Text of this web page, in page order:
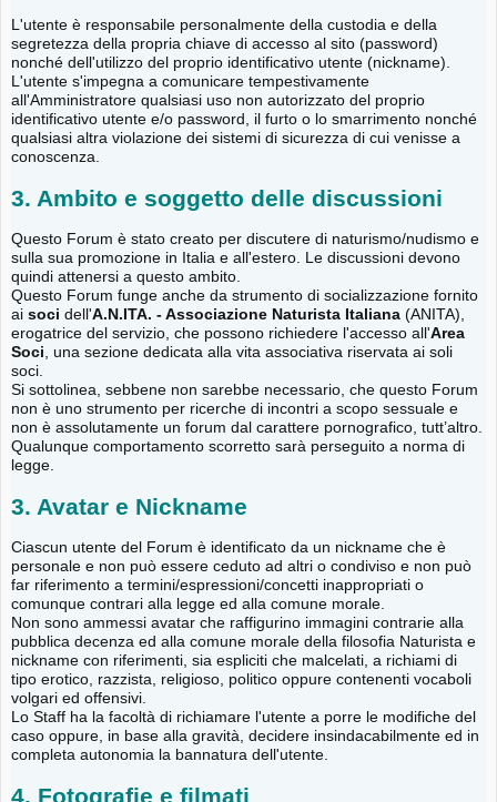
L'utente è responsabile personalmente della custodia e della
segretezza della propria chiave di accesso al sito (password)
nonché dell'utilizzo del proprio identificativo utente (nickname).
L'utente s'impegna a comunicare tempestivamente
all'Amministratore qualsiasi uso non autorizzato del proprio
identificativo utente e/o password, il furto o lo smarrimento nonché
qualsiasi altra violazione dei sistemi di sicurezza di cui venisse a
conoscenza.
3. Ambito e soggetto delle discussioni
Questo Forum è stato creato per discutere di naturismo/nudismo e
sulla sua promozione in Italia e all'estero. Le discussioni devono
quindi attenersi a questo ambito.
Questo Forum funge anche da strumento di socializzazione fornito
ai soci dell'A.N.ITA. - Associazione Naturista Italiana (ANITA),
erogatrice del servizio, che possono richiedere l'accesso all'Area
Soci, una sezione dedicata alla vita associativa riservata ai soli
soci.
Si sottolinea, sebbene non sarebbe necessario, che questo Forum
non è uno strumento per ricerche di incontri a scopo sessuale e
non è assolutamente un forum dal carattere pornografico, tutt’altro.
Qualunque comportamento scorretto sarà perseguito a norma di
legge.
3. Avatar e Nickname
Ciascun utente del Forum è identificato da un nickname che è
personale e non può essere ceduto ad altri o condiviso e non può
far riferimento a termini/espressioni/concetti inappropriati o
comunque contrari alla legge ed alla comune morale.
Non sono ammessi avatar che raffigurino immagini contrarie alla
pubblica decenza ed alla comune morale della filosofia Naturista e
nickname con riferimenti, sia espliciti che malcelati, a richiami di
tipo erotico, razzista, religioso, politico oppure contenenti vocaboli
volgari ed offensivi.
Lo Staff ha la facoltà di richiamare l'utente a porre le modifiche del
caso oppure, in base alla gravità, decidere insindacabilmente ed in
completa autonomia la bannatura dell'utente.
4. Fotografie e filmati